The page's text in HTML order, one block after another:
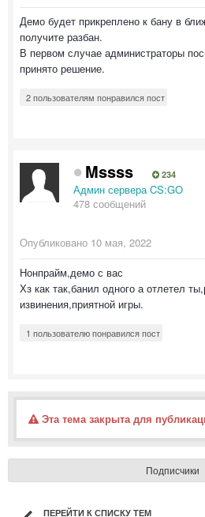
Демо будет прикреплено к бану в
получите разбан.
В первом случае администраторы
принято решение.
2 пользователям понравился пост
Mssss 234
Админ сервера CS:GO
478 сообщений
Опубликовано 10 мая, 2022
Нонпрайм,демо с вас
Хз как так,банил одного а отлетел
извинения,приятной игры.
1 пользователю понравился пост
Эта тема закрыта для
Подписчики
ПЕРЕЙТИ К СПИСКУ ТЕМ